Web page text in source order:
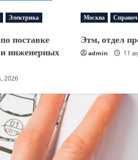
Электрика
поставке
инженерных
2026
Москва
Этм, отдел
admin 11